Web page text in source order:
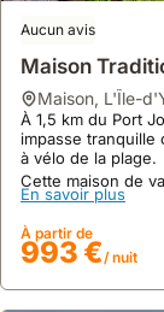
Aucun avis
Maison
maison, L'Île-
À 1,5 km du Port
impasse
à vélo de la plage.
Cette maison de
d'un grand jardin
connexion
séparée pour plus
En savoir plus
À partir de
993 €/ nuit